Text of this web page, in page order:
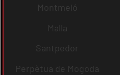
Montmeló
Malla
Santpedor
Perpètua de Mogoda